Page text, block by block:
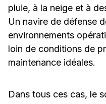
pluie, à la neige et à
Un navire de défense
environnements
loin de conditions de
maintenance idéales.
Dans tous ces cas, le